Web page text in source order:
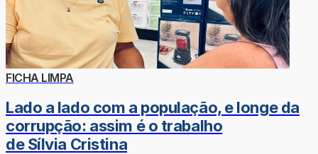
FICHA LIMPA
Lado a lado com a população, e longe da
corrupção: assim é o trabalho
de Sílvia Cristina